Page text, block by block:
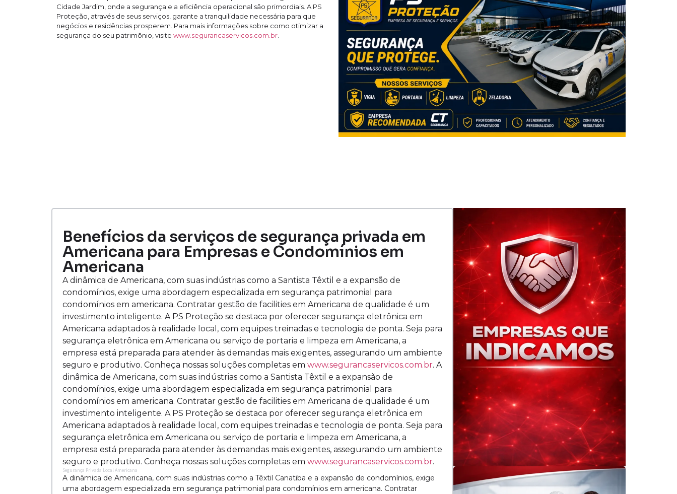
Cidade Jardim, onde a segurança e a eficiência operacional são primordiais. A PS
Proteção, através de seus serviços, garante a tranquilidade necessária para que
negócios e residências prosperem. Para mais informações sobre como otimizar a
segurança do seu patrimônio, visite www.segurancaservicos.com.br
Benefícios da serviços de segurança privada em
Americana para Empresas e Condomínios em
Americana
A dinâmica de Americana, com suas indústrias como a Santista Têxtil e a expansão de
condomínios, exige uma abordagem especializada em segurança patrimonial para
condomínios em americana. Contratar gestão de facilities em Americana de qualidade é um
investimento inteligente. A PS Proteção se destaca por oferecer segurança eletrônica em
Americana adaptados à realidade local, com equipes treinadas e tecnologia de ponta. Seja para
segurança eletrônica em Americana ou serviço de portaria e limpeza em Americana, a
empresa está preparada para atender às demandas mais exigentes, assegurando um ambiente
seguro e produtivo. Conheça nossas soluções completas em www.segurancaservicos.com.br. A
dinâmica de Americana, com suas indústrias como a Santista Têxtil e a expansão de
condomínios, exige uma abordagem especializada em segurança patrimonial para
condomínios em americana. Contratar gestão de facilities em Americana de qualidade é um
investimento inteligente. A PS Proteção se destaca por oferecer segurança eletrônica em
Americana adaptados à realidade local, com equipes treinadas e tecnologia de ponta. Seja para
segurança eletrônica em Americana ou serviço de portaria e limpeza em Americana, a
empresa está preparada para atender às demandas mais exigentes, assegurando um ambiente
seguro e produtivo. Conheça nossas soluções completas em www.segurancaservicos.com.br.
Segurança Privada Local Americana
A dinâmica de Americana, com suas indústrias como a Têxtil Canatiba e a expansão de condomínios, exige
uma abordagem especializada em segurança patrimonial para condomínios em americana. Contratar